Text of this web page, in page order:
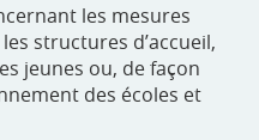
les mesures
structures d’accueil,
jeunes ou, de façon
des écoles et